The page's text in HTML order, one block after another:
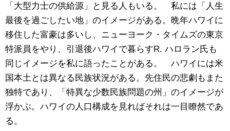
「大型力士の供給源」と見る人もいる。 私には「人生
最後を過ごしたい地」のイメージがある。晩年ハワイに
移住した富豪は多いし、ニューヨーク・タイムズの東京
特派員をやり、引退後ハワイで暮らすR. ハロラン氏も
同じイメージを私に語ったことがある。 ハワイには米
国本土とは異なる民族状況がある。先住民の悲劇もまた
独特であり、「特異な少数民族問題の州」のイメージが
浮かぶ。ハワイの人口構成を見ればそれは一目瞭然であ
る。